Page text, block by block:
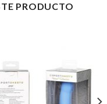
PRODUCTO